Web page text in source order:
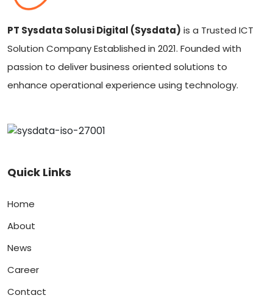
PT Sysdata Solusi Digital (Sysdata) is a Trusted ICT
Solution Company Established in 2021. Founded with
passion to deliver business oriented solutions to
enhance operational experience using technology.
Quick Links
Home
About
News
Career
Contact